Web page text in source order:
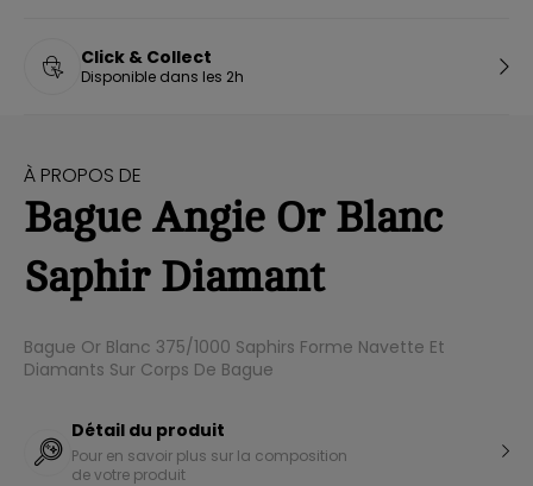
Click & Collect
Disponible dans les 2h
À PROPOS DE
Bague Angie Or Blanc
Saphir Diamant
Bague Or Blanc 375/1000 Saphirs Forme Navette Et
Diamants Sur Corps De Bague
Détail du produit
Pour en savoir plus sur la composition
de votre produit